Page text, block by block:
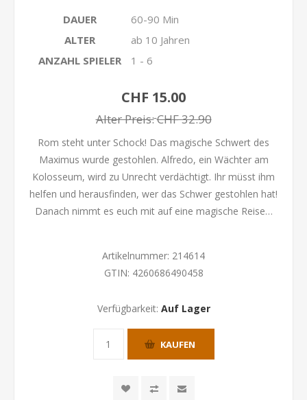
DAUER
60-90 Min
ALTER
ab 10 Jahren
ANZAHL SPIELER
1 - 6
CHF 15.00
Alter Preis:CHF 32.90
Rom steht unter Schock! Das magische Schwert des
Maximus wurde gestohlen. Alfredo, ein Wächter am
Kolosseum, wird zu Unrecht verdächtigt. Ihr müsst ihm
helfen und herausfinden, wer das Schwer gestohlen hat!
Danach nimmt es euch mit auf eine magische Reise…
Artikelnummer: 214614
GTIN: 4260686490458
Verfügbarkeit: Auf Lager
KAUFEN